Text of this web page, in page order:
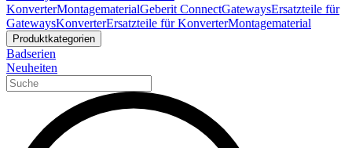
KonverterMontagematerialGeberit ConnectGatewaysErsatzteile für
GatewaysKonverterErsatzteile für KonverterMontagematerial
Produktkategorien
Badserien
Neuheiten